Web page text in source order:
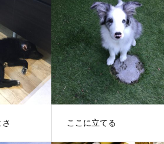
ここに立てる